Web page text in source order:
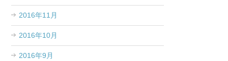
2016年11月
2016年10月
2016年9月